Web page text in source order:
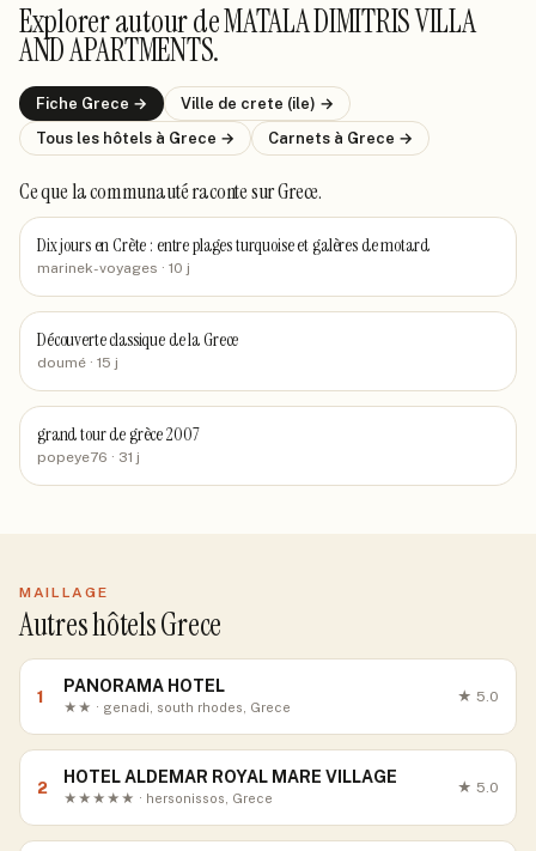
Explorer autour deMATALA DIMITRIS VILLA
AND APARTMENTS.
Fiche Grece → Ville de crete (ile) →
Tous les hôtels à Grece → Carnets à Grece →
Ce que la communauté racontesur Grece.
Dix jours en Crète : entre plages turquoise et galères de motard
marinek-voyages · 10 j
Découverte classique de la Grece
doumé · 15 j
grand tour de grèce 2007
popeye76 · 31 j
MAILLAGE
Autres hôtels Grece
1
PANORAMA HOTEL
★★ · genadi, south rhodes, Grece
★ 5.0
2
HOTEL ALDEMAR ROYAL MARE VILLAGE
★★★★★ · hersonissos, Grece
★ 5.0